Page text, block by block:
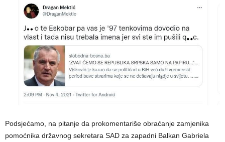
Podsjećamo, na pitanje da prokomentariše obraćanje zamjenika
pomoćnika državnog sekretara SAD za zapadni Balkan Gabriela